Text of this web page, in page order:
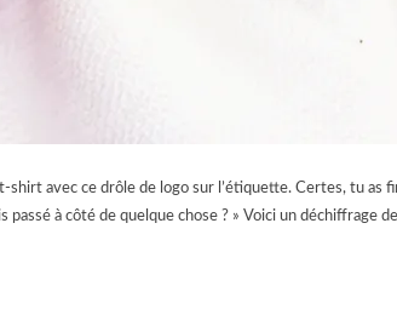
shirt avec ce drôle de logo sur l’étiquette. Certes, tu as
à côté de quelque chose ? » Voici un déchiffrage